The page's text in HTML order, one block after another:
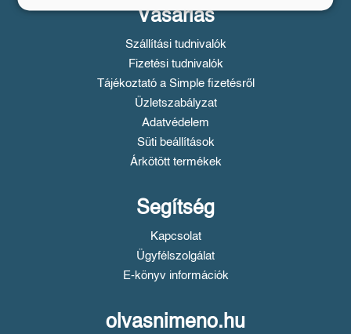
Vásárlás
Szállítási tudnivalók
Fizetési tudnivalók
Tájékoztató a Simple fizetésről
Üzletszabályzat
Adatvédelem
Süti beállítások
Árkötött termékek
Segítség
Kapcsolat
Ügyfélszolgálat
E-könyv információk
olvasnimeno.hu